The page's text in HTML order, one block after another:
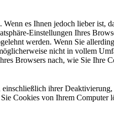
es Ihnen jedoch lieber ist,
Einstellungen Ihres
werden. Wenn Sie
nicht in vollem
Browsers nach, wie Sie Ihre
ihrer
Cookies von Ihrem Computer